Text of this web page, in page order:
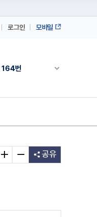
로그인 모바일
채널안내 펼쳐
164번
164번
공유